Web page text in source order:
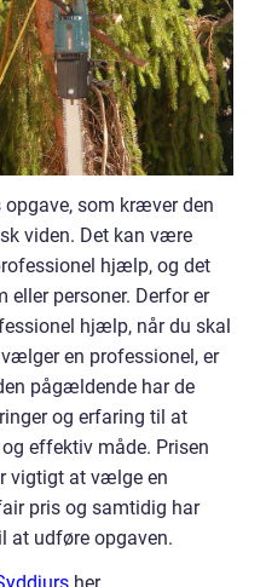
som kræver den
viden. Det kan være
hjælp, og det
eller personer. Derfor er
hjælp, når du skal
en professionel, er
pågældende har de
og erfaring til at
effektiv måde. Prisen
vigtigt at vælge en
pris og samtidig har
at udføre opgaven.